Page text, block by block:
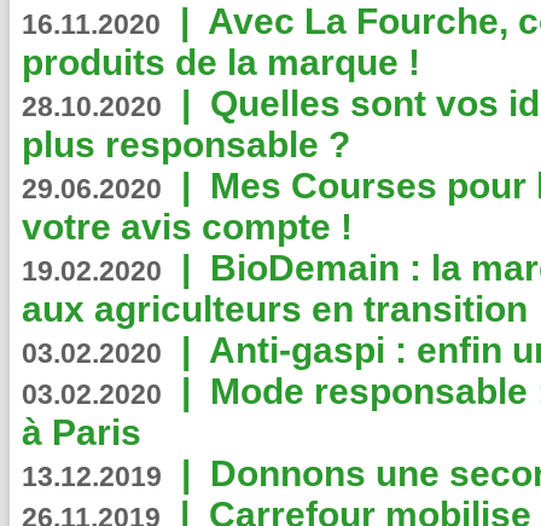
16.11.2020 | Avec La Fourche,
produits de la marque !
28.10.2020 | Quelles sont vos
plus responsable ?
29.06.2020 | Mes Courses pour
votre avis compte !
19.02.2020 | BioDemain : la
aux agriculteurs en transition
03.02.2020 | Anti-gaspi : enfin
03.02.2020 | Mode
à Paris
13.12.2019 | Donnons une
26.11.2019 | Carrefour